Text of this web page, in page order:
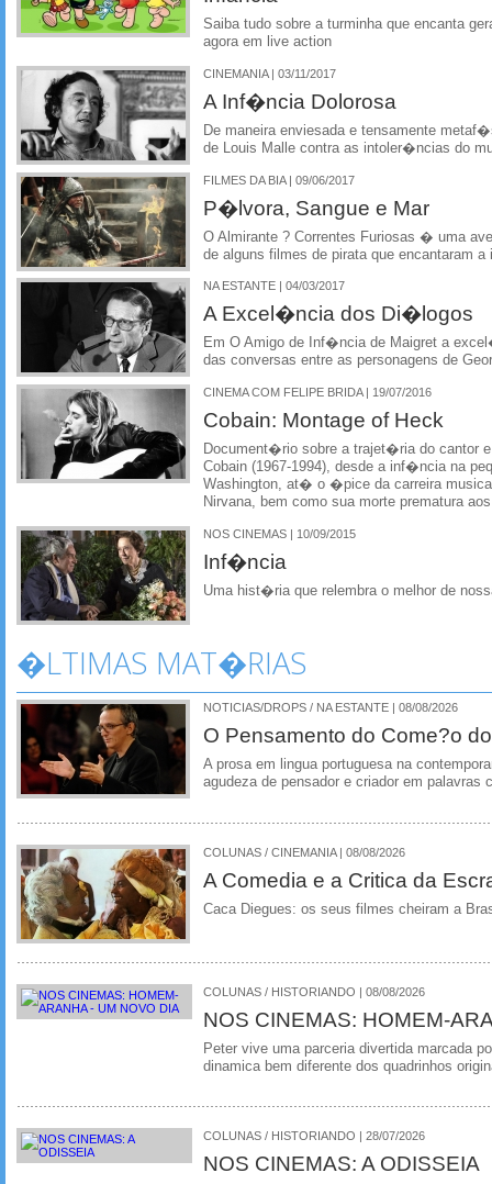
Saiba tudo sobre a turminha que encanta
agora em live action
CINEMANIA | 03/11/2017
A Inf�ncia Dolorosa
De maneira enviesada e tensamente
de Louis Malle contra as intoler�ncias do
FILMES DA BIA | 09/06/2017
P�lvora, Sangue e Mar
O Almirante ? Correntes Furiosas � uma
de alguns filmes de pirata que encantaram
NA ESTANTE | 04/03/2017
A Excel�ncia dos Di�logos
Em O Amigo de Inf�ncia de Maigret a
das conversas entre as personagens de
CINEMA COM FELIPE BRIDA | 19/07/2016
Cobain: Montage of Heck
Document�rio sobre a trajet�ria do cantor
Cobain (1967-1994), desde a inf�ncia na
Washington, at� o �pice da carreira
Nirvana, bem como sua morte prematura
NOS CINEMAS | 10/09/2015
Inf�ncia
Uma hist�ria que relembra o melhor de
�LTIMAS MAT�RIAS
NOTICIAS/DROPS / NA ESTANTE | 08/08/2026
O Pensamento do Come?o
A prosa em lingua portuguesa na
agudeza de pensador e criador em palavras
COLUNAS / CINEMANIA | 08/08/2026
A Comedia e a Critica da
Caca Diegues: os seus filmes cheiram a
COLUNAS / HISTORIANDO | 08/08/2026
NOS CINEMAS: HOMEM-
Peter vive uma parceria divertida marcada
dinamica bem diferente dos quadrinhos
COLUNAS / HISTORIANDO | 28/07/2026
NOS CINEMAS: A ODISSEIA